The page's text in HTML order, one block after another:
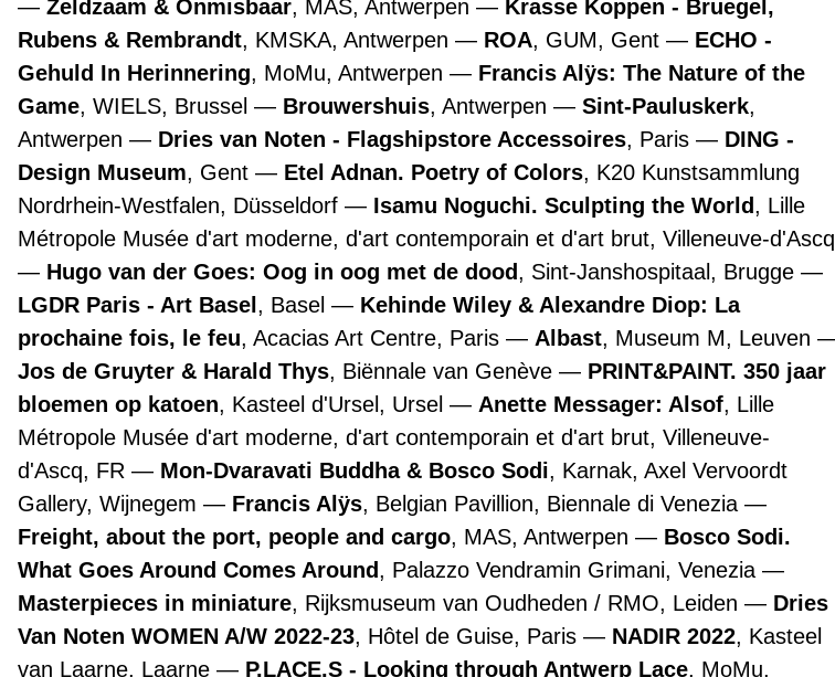
Zeldzaam & Onmisbaar, MAS, Antwerpen
Krasse Koppen - Bruegel,
Rubens & Rembrandt, KMSKA, Antwerpen ROA, GUM, Gent
ECHO -
Gehuld In Herinnering, MoMu, Antwerpen
Francis Alÿs: The Nature of the
Game, WIELS, Brussel Brouwershuis, Antwerpen Sint-Pauluskerk,
Antwerpen
Dries van Noten - Flagshipstore Accessoires, Paris
DING -
Design Museum, Gent Etel Adnan. Poetry of Colors, K20 Kunstsammlung
Nordrhein-Westfalen, Düsseldorf
Isamu Noguchi. Sculpting the World, Lille
Métropole Musée d'art moderne, d'art contemporain et d'art brut, Villeneuve-d'Ascq
Hugo van der Goes: Oog in oog met de dood, Sint-Janshospitaal, Brugge
LGDR Paris - Art Basel , Basel
Kehinde Wiley & Alexandre Diop: La
prochaine fois, le feu, Acacias Art Centre, Paris Albast, Museum M, Leuven
Jos de Gruyter & Harald Thys, Biënnale van Genève
PRINT&PAINT. 350 jaar
bloemen op katoen, Kasteel d'Ursel, Ursel Anette Messager: Alsof, Lille
Métropole Musée d'art moderne, d'art contemporain et d'art brut, Villeneuve-
d'Ascq, FR
Mon-Dvaravati Buddha & Bosco Sodi, Karnak, Axel Vervoordt
Gallery, Wijnegem
Francis Alÿs, Belgian Pavillion, Biennale di Venezia
Freight, about the port, people and cargo, MAS, Antwerpen
Bosco Sodi.
What Goes Around Comes Around, Palazzo Vendramin Grimani, Venezia
Masterpieces in miniature, Rijksmuseum van Oudheden / RMO, Leiden
Dries
Van Noten WOMEN A/W 2022-23, Hôtel de Guise, Paris NADIR 2022, Kasteel
van Laarne, Laarne
P.LACE.S - Looking through Antwerp Lace, MoMu,